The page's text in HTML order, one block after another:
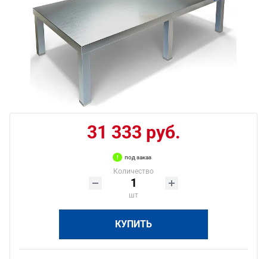
31 333 руб.
под заказ
Количество
шт
КУПИТЬ